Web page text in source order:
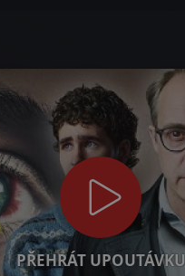
PŘEHRÁT UPOUTÁVKU